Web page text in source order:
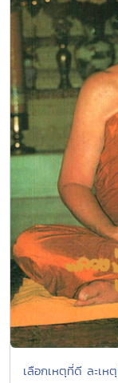
เลือกเหตุที่ดี ละเ